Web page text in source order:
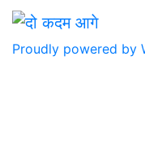
Proudly powered by